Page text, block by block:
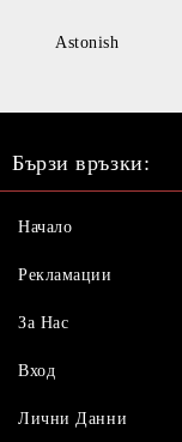
Astonish
Бързи връзки:
Начало
Рекламации
За Нас
Вход
Лични Данни